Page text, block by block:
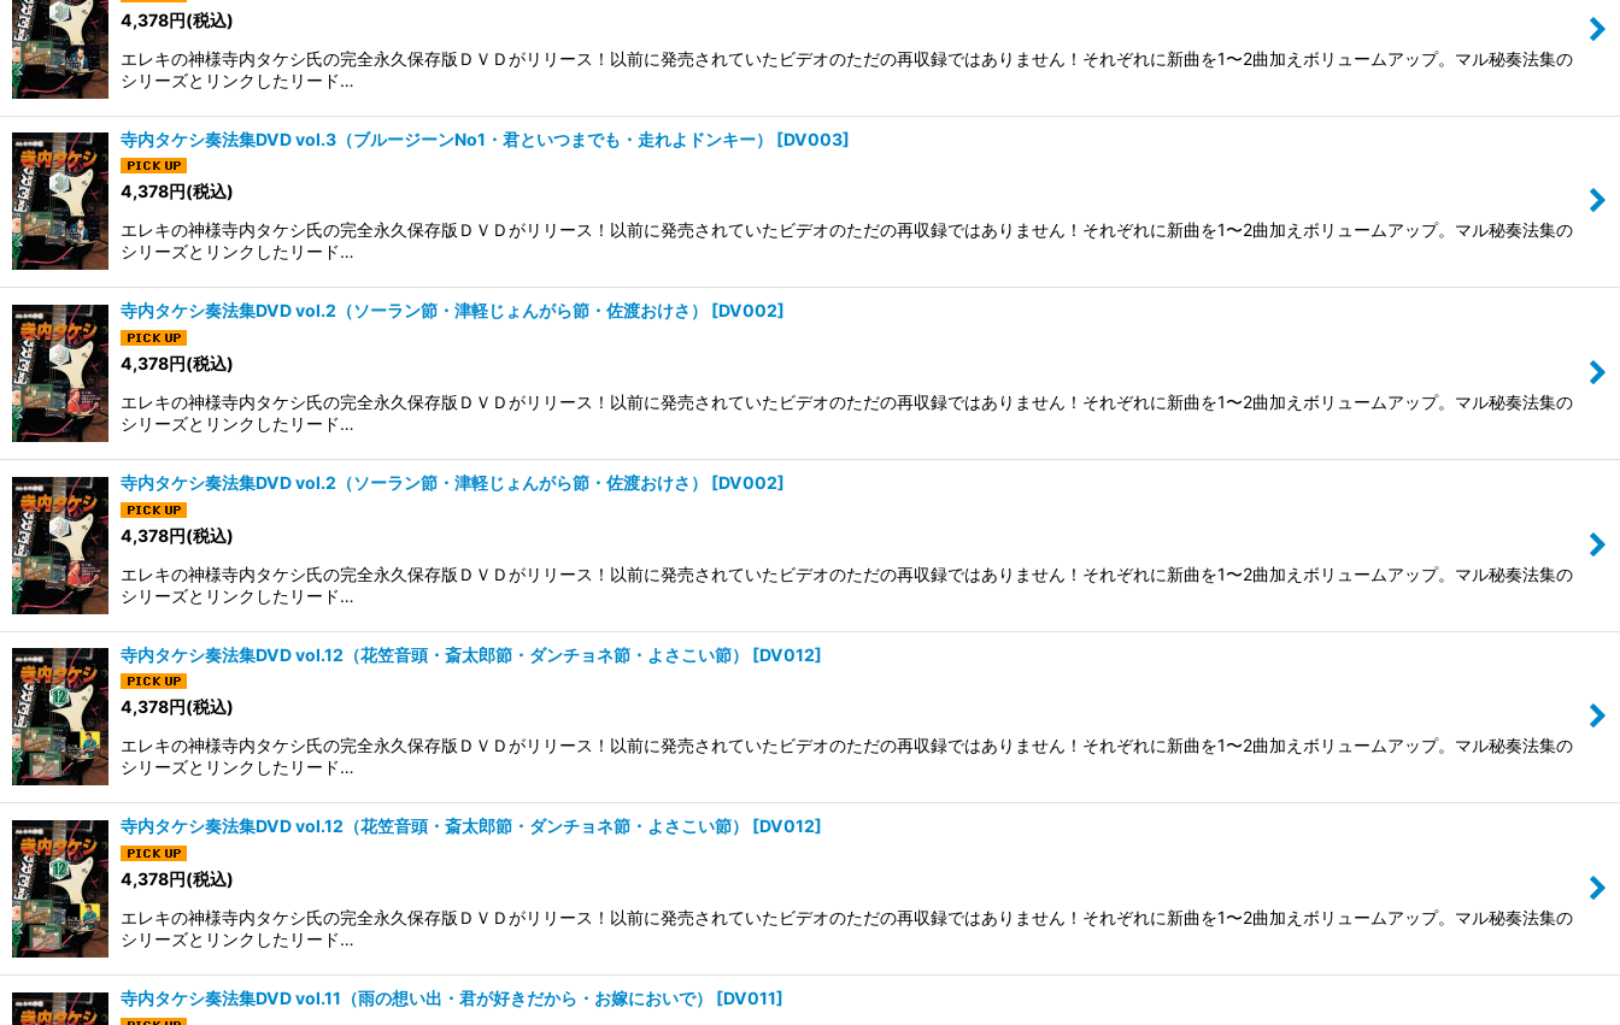
4,378円(税込)
エレキの神様寺内タケシ氏の完全永久保存版ＤＶＤがリリース！以前に発売されていたビデオのただの再収録ではありません！それぞれに新曲を1〜2曲加えボリュームアップ。マル秘奏法集の
シリーズとリンクしたリード…
寺内タケシ奏法集DVD vol.3（ブルージーンNo1・君といつまでも・走れよドンキー） [DV003]
4,378円(税込)
エレキの神様寺内タケシ氏の完全永久保存版ＤＶＤがリリース！以前に発売されていたビデオのただの再収録ではありません！それぞれに新曲を1〜2曲加えボリュームアップ。マル秘奏法集の
シリーズとリンクしたリード…
寺内タケシ奏法集DVD vol.2（ソーラン節・津軽じょんがら節・佐渡おけさ） [DV002]
4,378円(税込)
エレキの神様寺内タケシ氏の完全永久保存版ＤＶＤがリリース！以前に発売されていたビデオのただの再収録ではありません！それぞれに新曲を1〜2曲加えボリュームアップ。マル秘奏法集の
シリーズとリンクしたリード…
寺内タケシ奏法集DVD vol.2（ソーラン節・津軽じょんがら節・佐渡おけさ） [DV002]
4,378円(税込)
エレキの神様寺内タケシ氏の完全永久保存版ＤＶＤがリリース！以前に発売されていたビデオのただの再収録ではありません！それぞれに新曲を1〜2曲加えボリュームアップ。マル秘奏法集の
シリーズとリンクしたリード…
寺内タケシ奏法集DVD vol.12（花笠音頭・斎太郎節・ダンチョネ節・よさこい節） [DV012]
4,378円(税込)
エレキの神様寺内タケシ氏の完全永久保存版ＤＶＤがリリース！以前に発売されていたビデオのただの再収録ではありません！それぞれに新曲を1〜2曲加えボリュームアップ。マル秘奏法集の
シリーズとリンクしたリード…
寺内タケシ奏法集DVD vol.12（花笠音頭・斎太郎節・ダンチョネ節・よさこい節） [DV012]
4,378円(税込)
エレキの神様寺内タケシ氏の完全永久保存版ＤＶＤがリリース！以前に発売されていたビデオのただの再収録ではありません！それぞれに新曲を1〜2曲加えボリュームアップ。マル秘奏法集の
シリーズとリンクしたリード…
寺内タケシ奏法集DVD vol.11（雨の想い出・君が好きだから・お嫁においで） [DV011]